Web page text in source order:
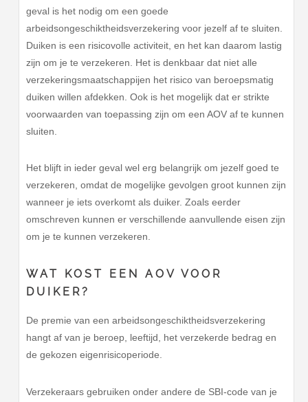
geval is het nodig om een goede
arbeidsongeschiktheidsverzekering voor jezelf af te sluiten.
Duiken is een risicovolle activiteit, en het kan daarom lastig
zijn om je te verzekeren. Het is denkbaar dat niet alle
verzekeringsmaatschappijen het risico van beroepsmatig
duiken willen afdekken. Ook is het mogelijk dat er strikte
voorwaarden van toepassing zijn om een AOV af te kunnen
sluiten.
Het blijft in ieder geval wel erg belangrijk om jezelf goed te
verzekeren, omdat de mogelijke gevolgen groot kunnen zijn
wanneer je iets overkomt als duiker. Zoals eerder
omschreven kunnen er verschillende aanvullende eisen zijn
om je te kunnen verzekeren.
WAT KOST EEN AOV VOOR
DUIKER?
De premie van een arbeidsongeschiktheidsverzekering
hangt af van je beroep, leeftijd, het verzekerde bedrag en
de gekozen eigenrisicoperiode.
Verzekeraars gebruiken onder andere de SBI-code van je